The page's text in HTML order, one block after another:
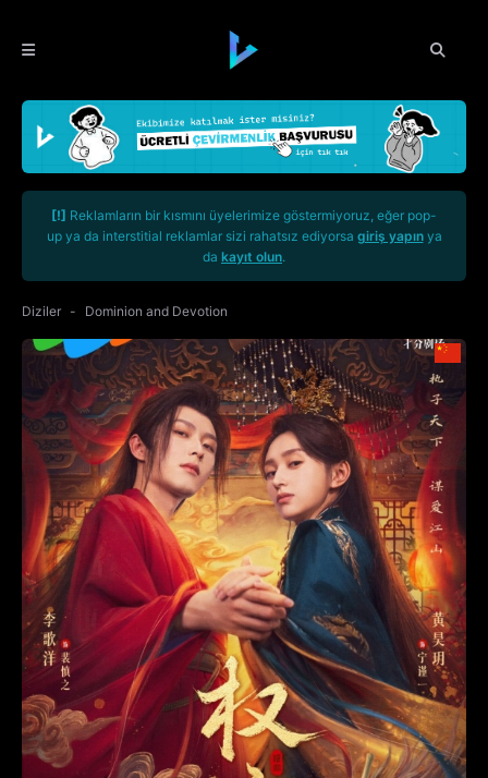
[!] Reklamların bir kısmını üyelerimize göstermiyoruz, eğer pop-
up ya da interstitial reklamlar sizi rahatsız ediyorsa giriş yapınya
da kayıt olun.
Diziler Dominion and Devotion